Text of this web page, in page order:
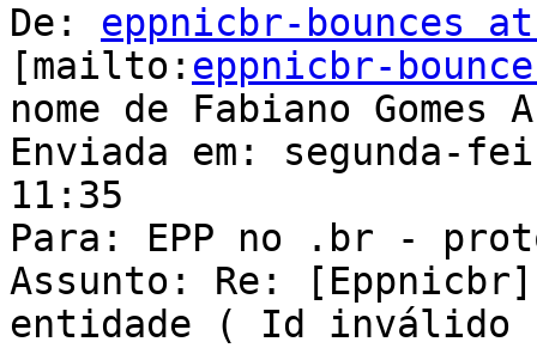
De: eppnicbr-bounces
[mailto: eppnicbr-
nome de Fabiano Gomes
Enviada em: segunda-
11:35
Para: EPP no .br -
Assunto: Re:
entidade ( Id inválido